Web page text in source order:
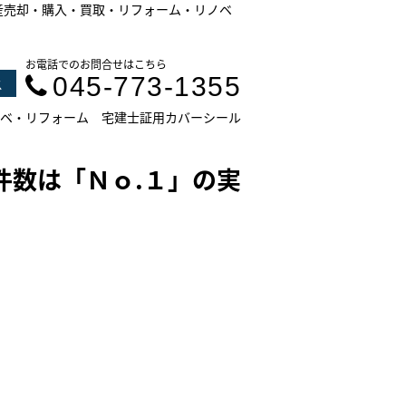
却・購入・買取・リフォーム・リノベ
お電話でのお問合せはこちら
045-773-1355
・リフォーム 宅建士証用カバーシール
数は「Ｎｏ.１」の実